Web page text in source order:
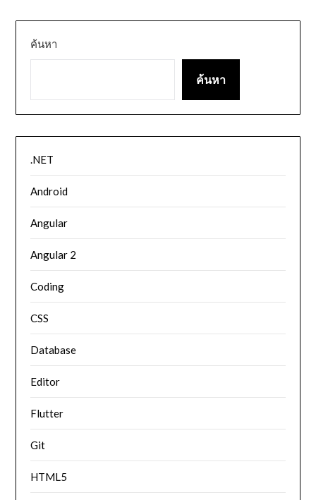
ค้นหา
ค้นหา
.NET
Android
Angular
Angular 2
Coding
CSS
Database
Editor
Flutter
Git
HTML5